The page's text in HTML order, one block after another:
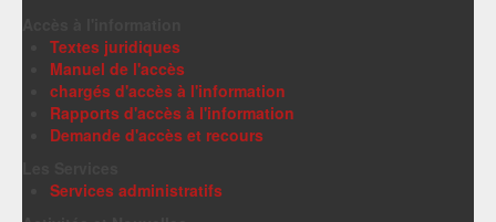
Textes juridiques
Manuel de l'accès
chargés d'accès à l'information
Rapports d'accès à l'information
Demande d'accès et recours
Services administratifs